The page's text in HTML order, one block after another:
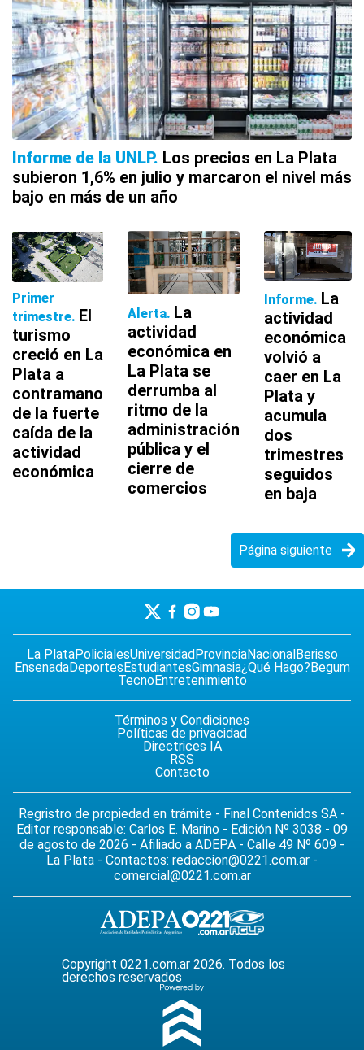
Informe de la UNLP Los precios en La Plata
subieron 1,6% en julio y marcaron el nivel más
bajo en más de un año
Primer
trimestre El
turismo
creció en La
Plata a
contramano
de la fuerte
caída de la
actividad
económica
Alerta La
actividad
económica en
La Plata se
derrumba al
ritmo de la
administración
pública y el
cierre de
comercios
Informe La
actividad
económica
volvió a
caer en La
Plata y
acumula
dos
trimestres
seguidos
en baja
Página siguiente
La PlataPolicialesUniversidadProvinciaNacionalBerisso
EnsenadaDeportesEstudiantesGimnasia¿Qué Hago?Begum
TecnoEntretenimiento
Términos y Condiciones
Políticas de privacidad
Directrices IA
RSS
Contacto
Regristro de propiedad en trámite - Final Contenidos SA -
Editor responsable: Carlos E. Marino - Edición Nº 3038 - 09
de agosto de 2026 - Afiliado a ADEPA - Calle 49 Nº 609 -
La Plata - Contactos: redaccion@0221.com.ar -
comercial@0221.com.ar
Copyright 0221.com.ar 2026. Todos los
derechos reservados